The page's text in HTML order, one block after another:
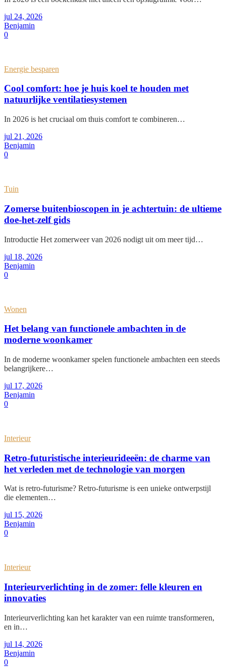
jul 24, 2026
Benjamin
0
Energie besparen
Cool comfort: hoe je huis koel te houden met
natuurlijke ventilatiesystemen
In 2026 is het cruciaal om thuis comfort te combineren…
jul 21, 2026
Benjamin
0
Tuin
Zomerse buitenbioscopen in je achtertuin: de ultieme
doe-het-zelf gids
Introductie Het zomerweer van 2026 nodigt uit om meer tijd…
jul 18, 2026
Benjamin
0
Wonen
Het belang van functionele ambachten in de
moderne woonkamer
In de moderne woonkamer spelen functionele ambachten een steeds
belangrijkere…
jul 17, 2026
Benjamin
0
Interieur
Retro-futuristische interieurideeën: de charme van
het verleden met de technologie van morgen
Wat is retro-futurisme? Retro-futurisme is een unieke ontwerpstijl
die elementen…
jul 15, 2026
Benjamin
0
Interieur
Interieurverlichting in de zomer: felle kleuren en
innovaties
Interieurverlichting kan het karakter van een ruimte transformeren,
en in…
jul 14, 2026
Benjamin
0